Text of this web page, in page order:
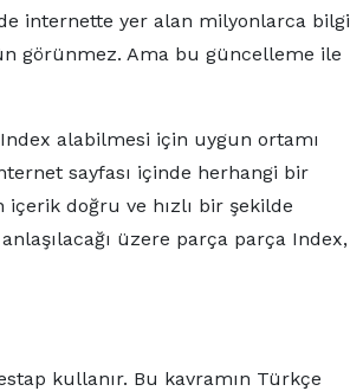
internette yer alan milyonlarca bilgi
görünmez. Ama bu güncelleme ile
alabilmesi için uygun ortamı
sayfası içinde herhangi bir
içerik doğru ve hızlı bir şekilde
üzere parça parça Index,
kullanır. Bu kavramın Türkçe